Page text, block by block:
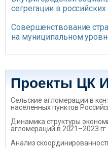
сегрегации в российских
Совершенствование
на муниципальном
Проекты ЦК
Сельские агломерации в
населенных пунктов
Динамика структуры
агломераций в 2021–2023 гг.
Анализ